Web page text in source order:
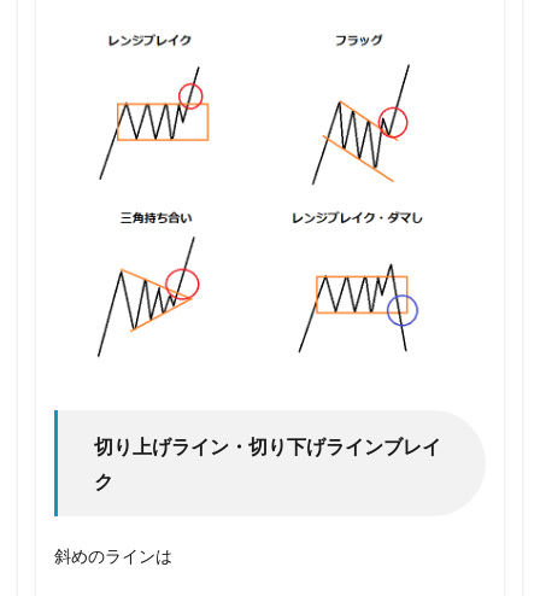
切り上げライン・切り下げラインブレイ
ク
斜めのラインは